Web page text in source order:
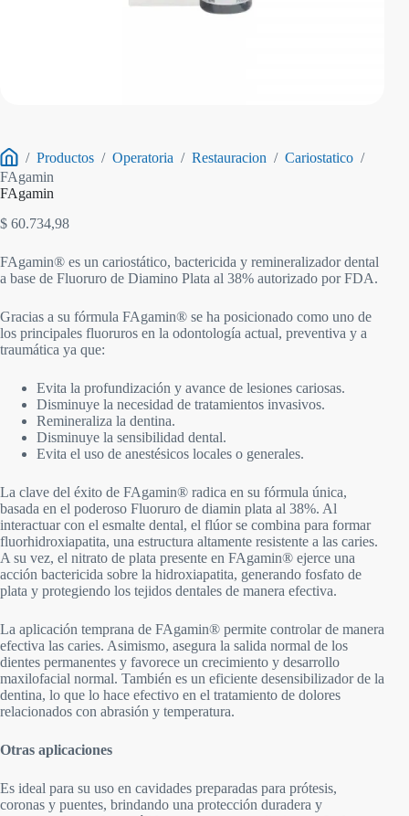
Inicio
/ Productos / Operatoria / Restauracion / Cariostatico /
FAgamin
FAgamin
$ 60.734,98
FAgamin® es un cariostático, bactericida y remineralizador dental
a base de Fluoruro de Diamino Plata al 38% autorizado por FDA.
Gracias a su fórmula FAgamin® se ha posicionado como uno de
los principales fluoruros en la odontología actual, preventiva y a
traumática ya que:
Evita la profundización y avance de lesiones cariosas.
Disminuye la necesidad de tratamientos invasivos.
Remineraliza la dentina.
Disminuye la sensibilidad dental.
Evita el uso de anestésicos locales o generales.
La clave del éxito de FAgamin® radica en su fórmula única,
basada en el poderoso Fluoruro de diamin plata al 38%. Al
interactuar con el esmalte dental, el flúor se combina para formar
fluorhidroxiapatita, una estructura altamente resistente a las caries.
A su vez, el nitrato de plata presente en FAgamin® ejerce una
acción bactericida sobre la hidroxiapatita, generando fosfato de
plata y protegiendo los tejidos dentales de manera efectiva.
La aplicación temprana de FAgamin® permite controlar de manera
efectiva las caries. Asimismo, asegura la salida normal de los
dientes permanentes y favorece un crecimiento y desarrollo
maxilofacial normal. También es un eficiente desensibilizador de la
dentina, lo que lo hace efectivo en el tratamiento de dolores
relacionados con abrasión y temperatura.
Otras aplicaciones
Es ideal para su uso en cavidades preparadas para prótesis,
coronas y puentes, brindando una protección duradera y